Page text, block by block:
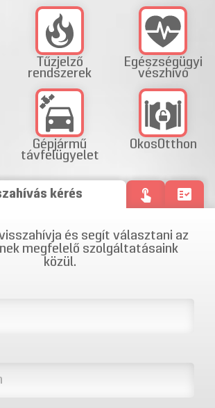
Tűzjelző
rendszerek
Egészségügyi
vészhívó
Gépjármű
távfelügyelet
OkosOtthon
kérés touch_app fact_check
és segít választani az
megfelelő szolgáltatásaink
közül.